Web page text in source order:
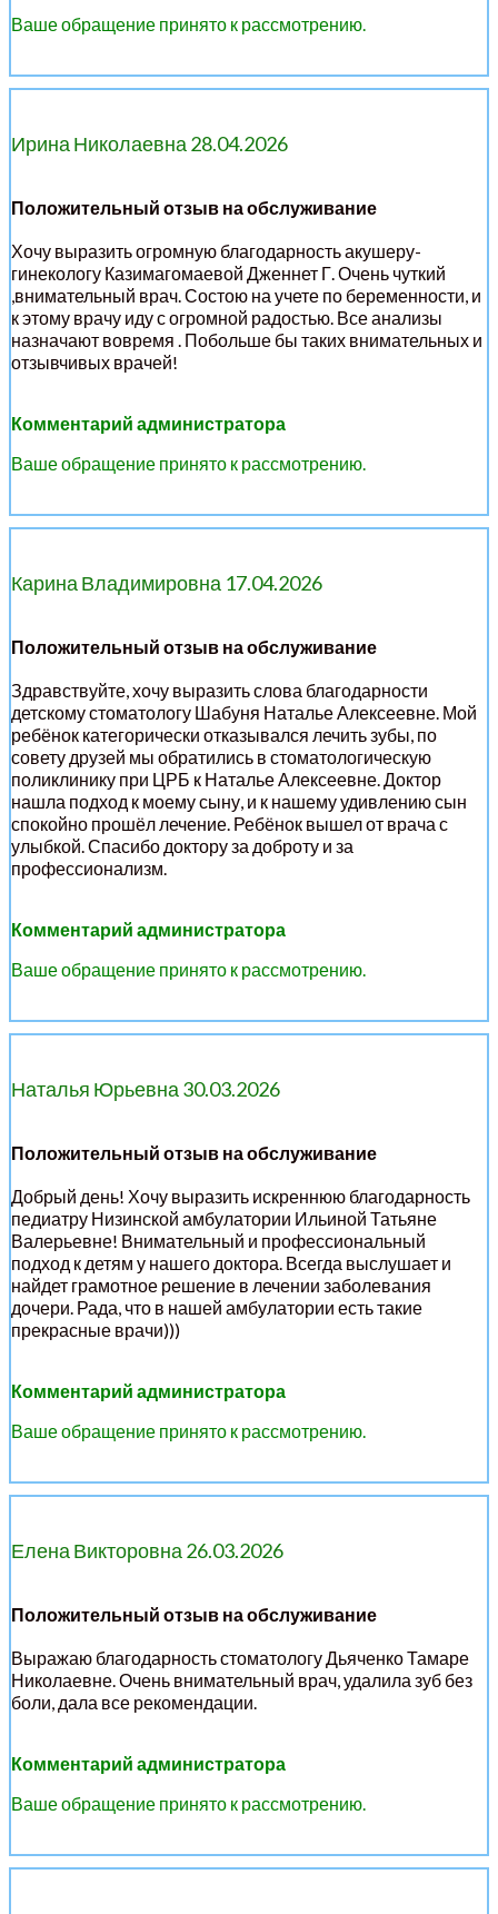
Ваше обращение принято к рассмотрению.
Ирина Николаевна 28.04.2026
Положительный отзыв на обслуживание
Хочу выразить огромную благодарность акушеру-
гинекологу Казимагомаевой Дженнет Г. Очень чуткий
,внимательный врач. Состою на учете по беременности, и
к этому врачу иду с огромной радостью. Все анализы
назначают вовремя . Побольше бы таких внимательных и
отзывчивых врачей!
Комментарий администратора
Ваше обращение принято к рассмотрению.
Карина Владимировна 17.04.2026
Положительный отзыв на обслуживание
Здравствуйте, хочу выразить слова благодарности
детскому стоматологу Шабуня Наталье Алексеевне. Мой
ребёнок категорически отказывался лечить зубы, по
совету друзей мы обратились в стоматологическую
поликлинику при ЦРБ к Наталье Алексеевне. Доктор
нашла подход к моему сыну, и к нашему удивлению сын
спокойно прошёл лечение. Ребёнок вышел от врача с
улыбкой. Спасибо доктору за доброту и за
профессионализм.
Комментарий администратора
Ваше обращение принято к рассмотрению.
Наталья Юрьевна 30.03.2026
Положительный отзыв на обслуживание
Добрый день! Хочу выразить искреннюю благодарность
педиатру Низинской амбулатории Ильиной Татьяне
Валерьевне! Внимательный и профессиональный
подход к детям у нашего доктора. Всегда выслушает и
найдет грамотное решение в лечении заболевания
дочери. Рада, что в нашей амбулатории есть такие
прекрасные врачи)))
Комментарий администратора
Ваше обращение принято к рассмотрению.
Елена Викторовна 26.03.2026
Положительный отзыв на обслуживание
Выражаю благодарность стоматологу Дьяченко Тамаре
Николаевне. Очень внимательный врач, удалила зуб без
боли, дала все рекомендации.
Комментарий администратора
Ваше обращение принято к рассмотрению.